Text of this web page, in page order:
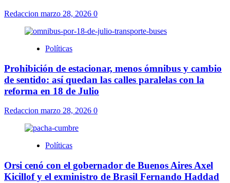
Redaccion marzo 28, 2026 0
Políticas
Prohibición de estacionar, menos ómnibus y cambio
de sentido: así quedan las calles paralelas con la
reforma en 18 de Julio
Redaccion marzo 28, 2026 0
Políticas
Orsi cenó con el gobernador de Buenos Aires Axel
Kicillof y el exministro de Brasil Fernando Haddad